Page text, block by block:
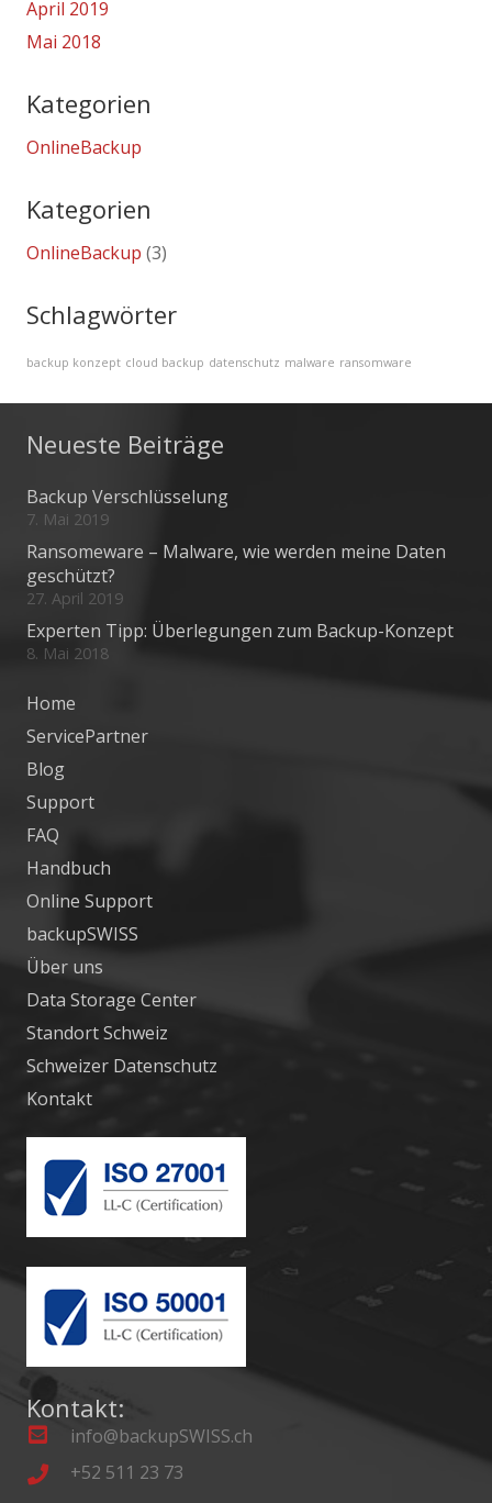
April 2019
Mai 2018
Kategorien
OnlineBackup
Kategorien
OnlineBackup (3)
Schlagwörter
backup konzept cloud backup datenschutz malware ransomware
Neueste Beiträge
Backup Verschlüsselung
7. Mai 2019
Ransomeware – Malware, wie werden meine Daten
geschützt?
27. April 2019
Experten Tipp: Überlegungen zum Backup-Konzept
8. Mai 2018
Home
ServicePartner
Blog
Support
FAQ
Handbuch
Online Support
backupSWISS
Über uns
Data Storage Center
Standort Schweiz
Schweizer Datenschutz
Kontakt
Kontakt:
info@backupSWISS.ch
+52 511 23 73